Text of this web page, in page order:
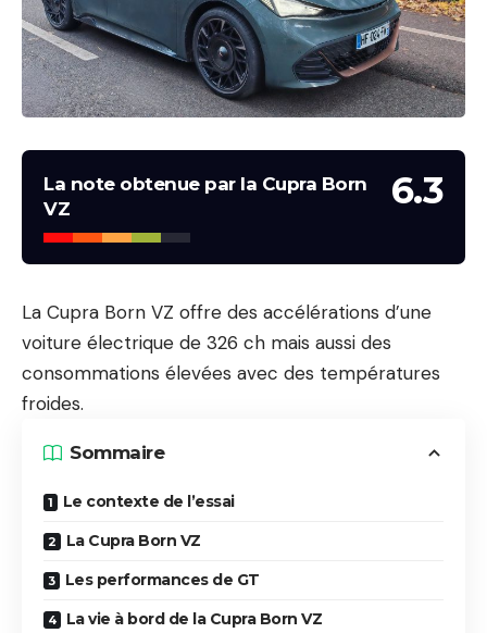
6.3
La note obtenue par la Cupra Born
VZ
La Cupra Born VZ offre des accélérations d’une
voiture électrique de 326 ch mais aussi des
consommations élevées avec des températures
froides.
Sommaire
Le contexte de l’essai
La Cupra Born VZ
Les performances de GT
La vie à bord de la Cupra Born VZ